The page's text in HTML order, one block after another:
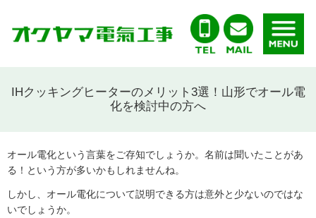
IHクッキングヒーターのメリット3選！山形でオール電
化を検討中の方へ
オール電化という言葉をご存知でしょうか。名前は聞いたことがあ
る！という方が多いかもしれませんね。
しかし、オール電化について説明できる方は意外と少ないのではな
いでしょうか。